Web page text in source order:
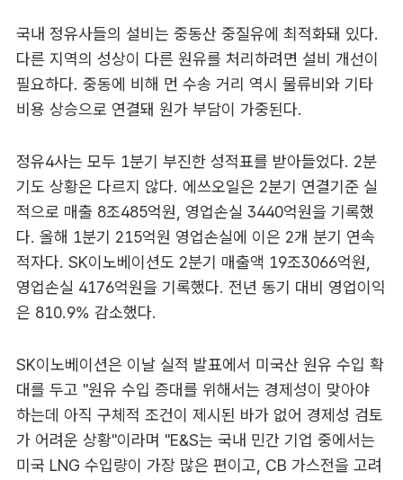
국내 정유사들의 설비는 중동산 중질유에 최적화돼 있다.
다른 지역의 성상이 다른 원유를 처리하려면 설비 개선이
필요하다. 중동에 비해 먼 수송 거리 역시 물류비와 기타
비용 상승으로 연결돼 원가 부담이 가중된다.
정유4사는 모두 1분기 부진한 성적표를 받아들었다. 2분
기도 상황은 다르지 않다. 에쓰오일은 2분기 연결기준 실
적으로 매출 8조485억원, 영업손실 3440억원을 기록했
다. 올해 1분기 215억원 영업손실에 이은 2개 분기 연속
적자다. SK이노베이션도 2분기 매출액 19조3066억원,
영업손실 4176억원을 기록했다. 전년 동기 대비 영업이익
은 810.9% 감소했다.
SK이노베이션은 이날 실적 발표에서 미국산 원유 수입 확
대를 두고 "원유 수입 증대를 위해서는 경제성이 맞아야
하는데 아직 구체적 조건이 제시된 바가 없어 경제성 검토
가 어려운 상황"이라며 "E&S는 국내 민간 기업 중에서는
미국 LNG 수입량이 가장 많은 편이고, CB 가스전을 고려